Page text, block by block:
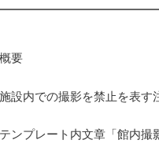
概要
施設内での撮影を禁止を表す
テンプレート内文章「館内撮